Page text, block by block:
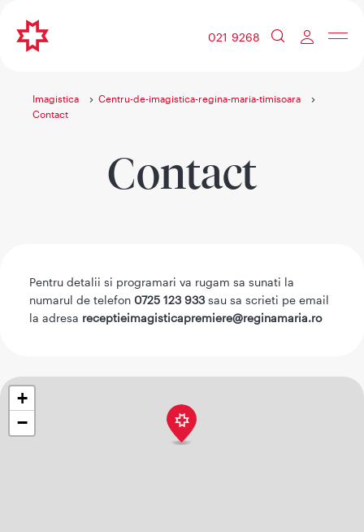
021 9268
Imagistica
Centru-de-imagistica-regina-maria-timisoara
Contact
Contact
Pentru detalii si programari va rugam sa sunati la
numarul de telefon 0725 123 933sau sa scrieti pe email
la adresa receptieimagisticapremiere@reginamaria.ro
+
−